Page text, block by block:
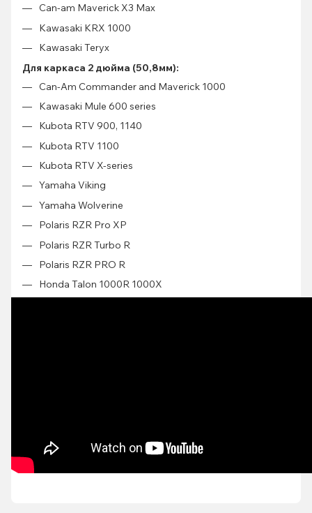
Can-am Maverick X3 Max
Kawasaki KRX 1000
Kawasaki Teryx
Для каркаса 2 дюйма (50,8мм):
Can-Am Commander and Maverick 1000
Kawasaki Mule 600 series
Kubota RTV 900, 1140
Kubota RTV 1100
Kubota RTV X-series
Yamaha Viking
Yamaha Wolverine
Polaris RZR Pro XP
Polaris RZR Turbo R
Polaris RZR PRO R
Honda Talon 1000R 1000X